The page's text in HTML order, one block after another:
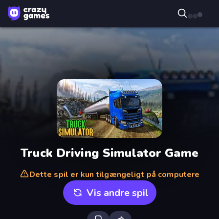
Truck Driving Simulator Game
Dette spil er kun tilgængeligt på computere
Vis andre spil